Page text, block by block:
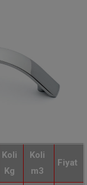
Koli
Kg
Koli
m3
Fiyat